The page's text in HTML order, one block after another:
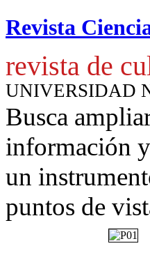
Revista
revista de
UNIVERSIDAD
Busca
información
un
puntos de